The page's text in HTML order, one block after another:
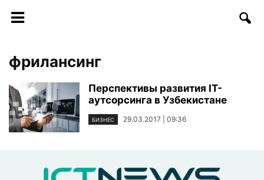
фрилансинг
Перспективы развития IT-
аутсорсинга в Узбекистане
БИЗНЕС 29.03.2017 | 09:36